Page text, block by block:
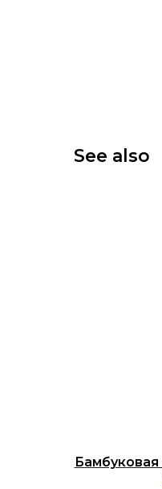
See also
Бамбуковая